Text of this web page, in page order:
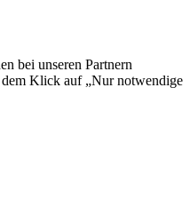
bei unseren Partnern
dem Klick auf „Nur notwendige